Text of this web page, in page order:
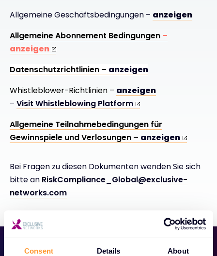
Consent Details About
Allgemeine Geschäftsbedingungen – anzeigen
Allgemeine Abonnement Bedingungen –
anzeigen
Datenschutzrichtlinien – anzeigen
Whistleblower-Richtlinien – anzeigen
– Visit Whistleblowing Platform
Allgemeine Teilnahmebedingungen für
Gewinnspiele und Verlosungen – anzeigen
Bei Fragen zu diesen Dokumenten wenden Sie sich
bitte an RiskCompliance_Global@exclusive-
networks.com